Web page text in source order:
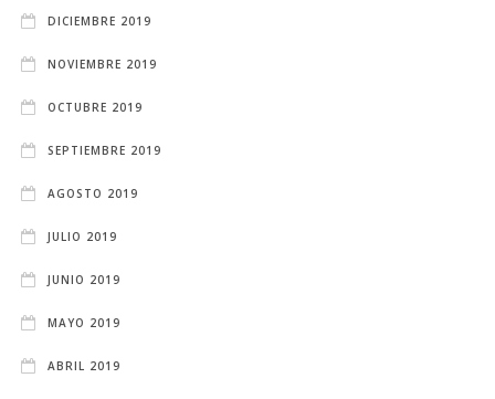
DICIEMBRE 2019
NOVIEMBRE 2019
OCTUBRE 2019
SEPTIEMBRE 2019
AGOSTO 2019
JULIO 2019
JUNIO 2019
MAYO 2019
ABRIL 2019